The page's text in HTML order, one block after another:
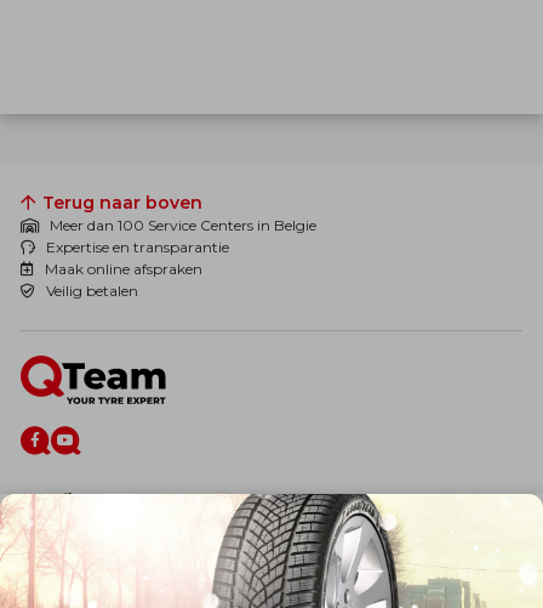
Terug naar boven
Meer dan 100 Service Centers in Belgie
Expertise en transparantie
Maak online afspraken
Veilig betalen
De firma
Wie zijn wij?
Blog
Onze dienstverlening